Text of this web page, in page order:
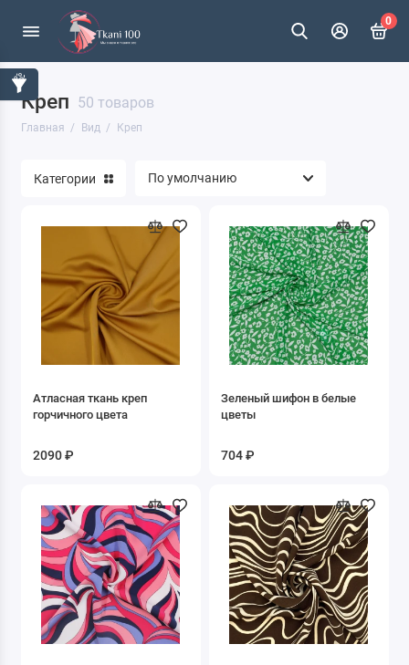
0
Креп 50 товаров
Главная Вид Креп
Атлас
Батист
Велсофт
Вельвет
Весовой лоскут
Замша искусственная
Кожа искусственная
Креп
Кружево Гипюр Макраме
Категории
Атласная ткань креп
горчичного цвета
2090 ₽
Зеленый шифон в белые
цветы
704 ₽